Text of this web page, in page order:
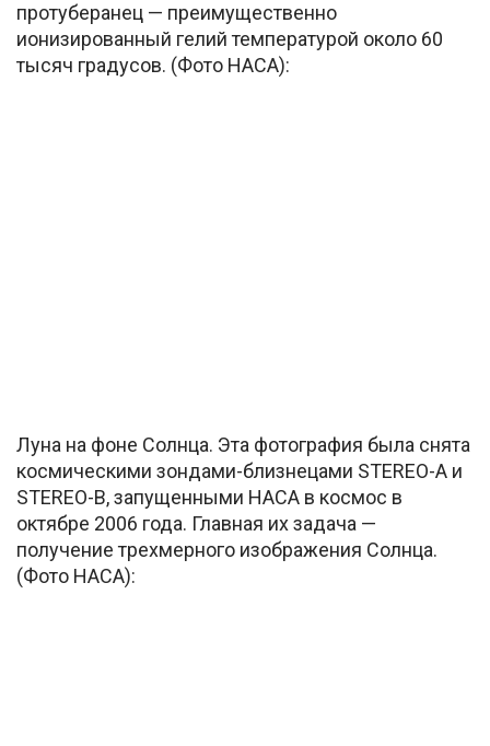
протуберанец — преимущественно
ионизированный гелий температурой около 60
тысяч градусов. (Фото НАСА):
Луна на фоне Солнца. Эта фотография была снята
космическими зондами-близнецами STEREO-A и
STEREO-B, запущенными НАСА в космос в
октябре 2006 года. Главная их задача —
получение трехмерного изображения Солнца.
(Фото НАСА):